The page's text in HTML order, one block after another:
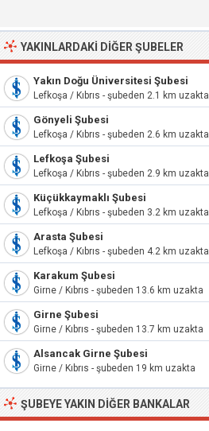
YAKINLARDAKI DIĞER ŞUBELER
Yakın Doğu Üniversitesi Şubesi
Lefkoşa / Kıbrıs - şubeden 2.1 km uzakta
Gönyeli Şubesi
Lefkoşa / Kıbrıs - şubeden 2.6 km uzakta
Lefkoşa Şubesi
Lefkoşa / Kıbrıs - şubeden 2.9 km uzakta
Küçükkaymaklı Şubesi
Lefkoşa / Kıbrıs - şubeden 3.2 km uzakta
Arasta Şubesi
Lefkoşa / Kıbrıs - şubeden 4.2 km uzakta
Karakum Şubesi
Girne / Kıbrıs - şubeden 13.6 km uzakta
Girne Şubesi
Girne / Kıbrıs - şubeden 13.7 km uzakta
Alsancak Girne Şubesi
Girne / Kıbrıs - şubeden 19 km uzakta
ŞUBEYE YAKIN DIĞER BANKALAR